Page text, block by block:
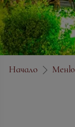
Начало Меню